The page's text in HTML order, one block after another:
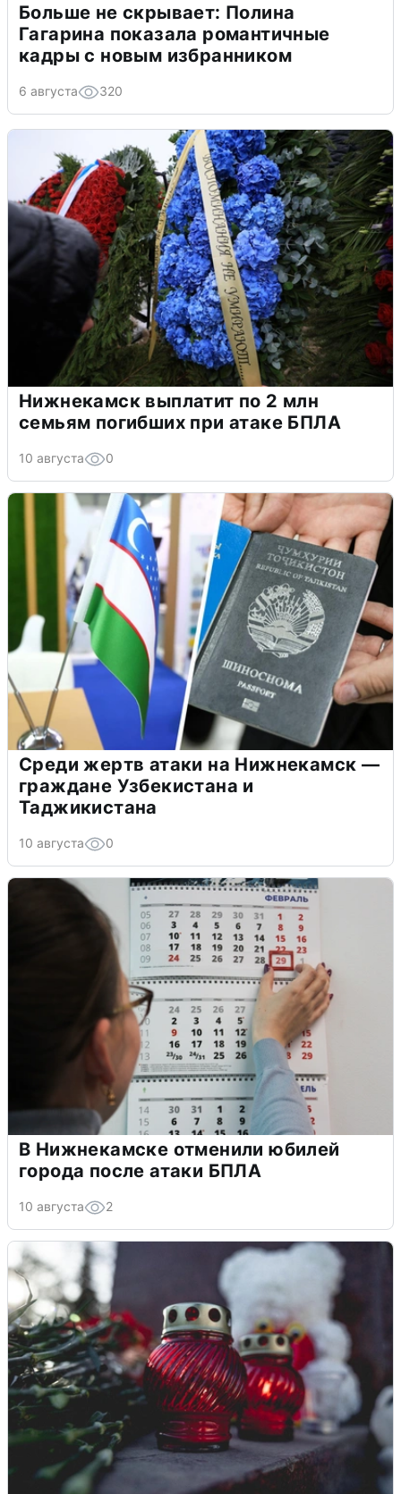
Больше не скрывает: Полина
Гагарина показала романтичные
кадры с новым избранником
6 августа 320
Нижнекамск выплатит по 2 млн
семьям погибших при атаке БПЛА
10 августа 0
Среди жертв атаки на Нижнекамск —
граждане Узбекистана и
Таджикистана
10 августа 0
В Нижнекамске отменили юбилей
города после атаки БПЛА
10 августа 2